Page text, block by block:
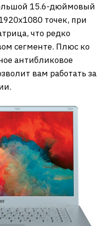
15.6-дюймовый
точек, при
что редко
сегменте. Плюс ко
антибликовое
вам работать за